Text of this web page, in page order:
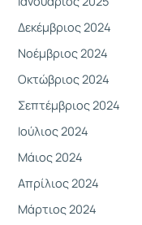
Δεκέμβριος 2024
Νοέμβριος 2024
Οκτώβριος 2024
Σεπτέμβριος 2024
Ιούλιος 2024
Μάιος 2024
Απρίλιος 2024
Μάρτιος 2024